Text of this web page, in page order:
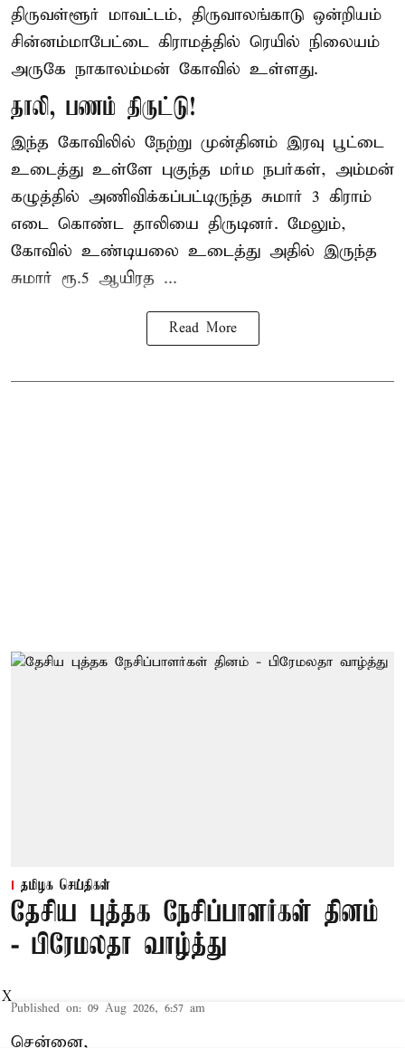
திருவள்ளூர் மாவட்டம், திருவாலங்காடு ஒன்றியம்
சின்னம்மாபேட்டை கிராமத்தில் ரெயில் நிலையம்
அருகே நாகாலம்மன் கோவில் உள்ளது.
தாலி, பணம் திருட்டு!
இந்த கோவிலில் நேற்று முன்தினம் இரவு பூட்டை
உடைத்து உள்ளே புகுந்த மர்ம நபர்கள், அம்மன்
கழுத்தில் அணிவிக்கப்பட்டிருந்த சுமார் 3 கிராம்
எடை கொண்ட தாலியை திருடினர். மேலும்,
கோவில் உண்டியலை உடைத்து அதில் இருந்த
சுமார் ரூ.5 ஆயிரத ...
Read More
தமிழக செய்திகள்
தேசிய புத்தக நேசிப்பாளர்கள் தினம்
- பிரேமலதா வாழ்த்து
Published on: 09 Aug 2026, 6:57 am
சென்னை,
X